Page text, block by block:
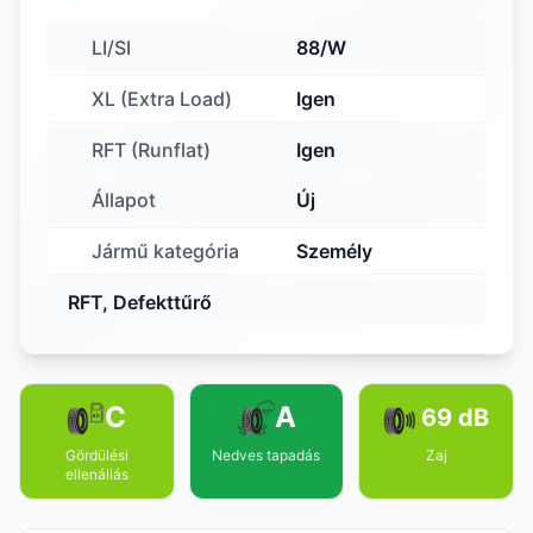
LI/SI 88/W
XL (Extra Load) Igen
RFT (Runflat) Igen
Állapot Új
Jármű kategória Személy
RFT, Defekttűrő
C
Gördülési
ellenállás
A
Nedves tapadás
69 dB
Zaj